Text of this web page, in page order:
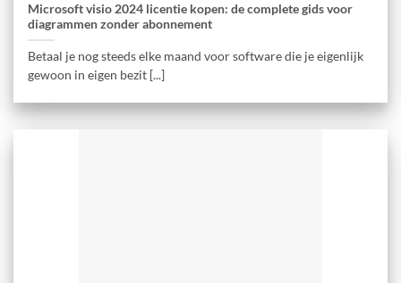
Microsoft visio 2024 licentie kopen: de complete gids voor
diagrammen zonder abonnement
Betaal je nog steeds elke maand voor software die je eigenlijk
gewoon in eigen bezit [...]